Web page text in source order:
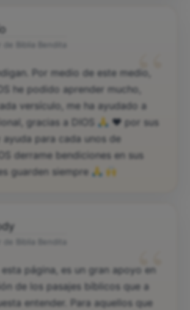
“
Por medio de este medio,
he podido aprender mucho,
versículo, me ha ayudado a
gracias a DIOS
♥️ por sus
para cada unos de
derrame bendiciones en sus
guarden siempre
“
esta página, es un gran apoyo en
de los pasajes bíblicos que a
entender. Para aquellos que